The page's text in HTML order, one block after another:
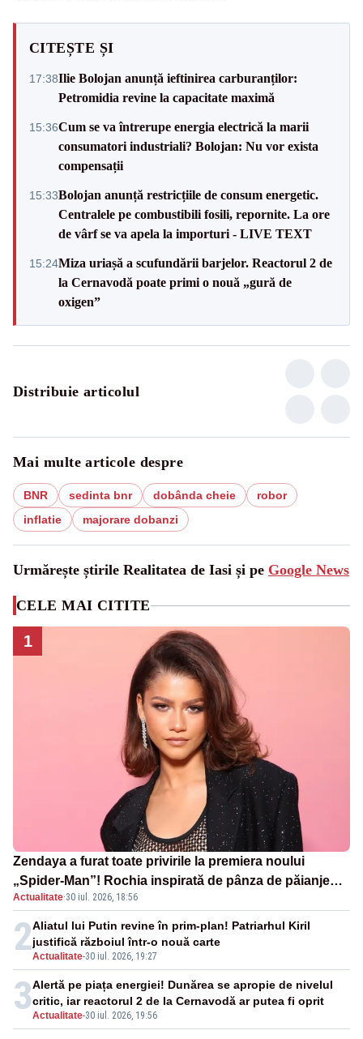
CITEȘTE ȘI
17:38Ilie Bolojan anunță ieftinirea carburanților:
Petromidia revine la capacitate maximă
15:36Cum se va întrerupe energia electrică la marii
consumatori industriali? Bolojan: Nu vor exista
compensații
15:33Bolojan anunță restricțiile de consum energetic.
Centralele pe combustibili fosili, repornite. La ore
de vârf se va apela la importuri - LIVE TEXT
15:24Miza uriașă a scufundării barjelor. Reactorul 2 de
la Cernavodă poate primi o nouă „gură de
oxigen”
Distribuie articolul
Mai multe articole despre
BNR sedinta bnr dobânda cheie
robor
inflatie
majorare dobanzi
Urmărește știrile Realitatea de Iasi și pe Google News
CELE MAI CITITE
1
Zendaya a furat toate privirile la premiera noului
„Spider-Man”! Rochia inspirată de pânza de păianjen a
făcut senzație
Actualitate·30 iul. 2026, 18:56
2Actualitate-30 iul. 2026, 19:27
Aliatul lui Putin revine în prim-plan! Patriarhul Kiril
justifică războiul într-o nouă carte
3Actualitate-30 iul. 2026, 19:56
Alertă pe piața energiei! Dunărea se apropie de nivelul
critic, iar reactorul 2 de la Cernavodă ar putea fi oprit